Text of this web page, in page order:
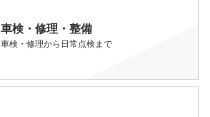
車検・修理・整備
車検・修理から日常点検まで